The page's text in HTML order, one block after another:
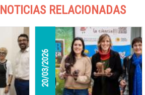
RELACIONADAS
20/03/2026